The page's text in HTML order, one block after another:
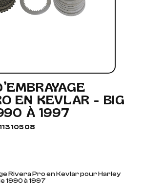
EN KEVLAR - BIG
À 1997
Rivera Pro en Kevlar pour Harley
1990 à 1997